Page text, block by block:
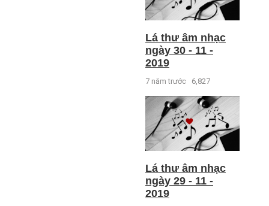
Lá thư âm nhạc
ngày 30 - 11 -
2019
7 năm trước 6,827
Lá thư âm nhạc
ngày 29 - 11 -
2019